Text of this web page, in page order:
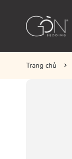
Trang chủ